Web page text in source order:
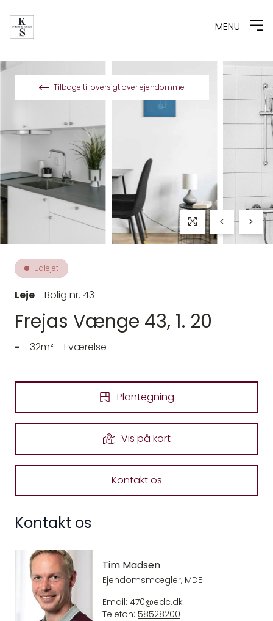
Spring til indhold
MENU
Tilbage til oversigt over ejendomme
Udlejet
Leje Bolig nr. 43
Frejas Vænge 43, 1. 20
- 32m² 1 værelse
Plantegning
Vis på kort
Kontakt os
Kontakt os
Tim Madsen
Ejendomsmægler, MDE
Email: 470@edc.dk
Telefon: 58528200